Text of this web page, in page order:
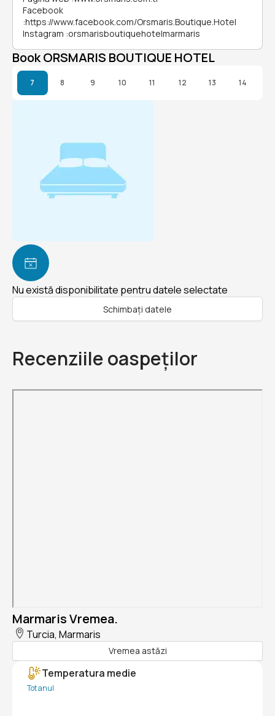
Facebook
:https://www.facebook.com/Orsmaris.Boutique.Hotel
Instagram :orsmarisboutiquehotelmarmaris
Book ORSMARIS BOUTIQUE HOTEL
7 8 9 10 11 12 13 14
Nu există disponibilitate pentru datele selectate
Schimbați datele
Recenziile oaspeților
Marmaris Vremea.
Turcia, Marmaris
Vremea astăzi
Temperatura medie
Tot anul